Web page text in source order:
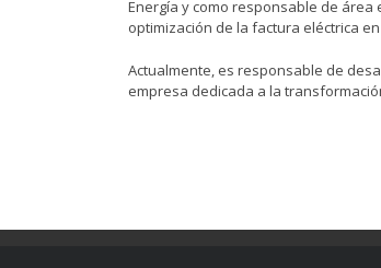
Energía y como responsable de
optimización de la factura eléctrica
Actualmente, es responsable de
empresa dedicada a la